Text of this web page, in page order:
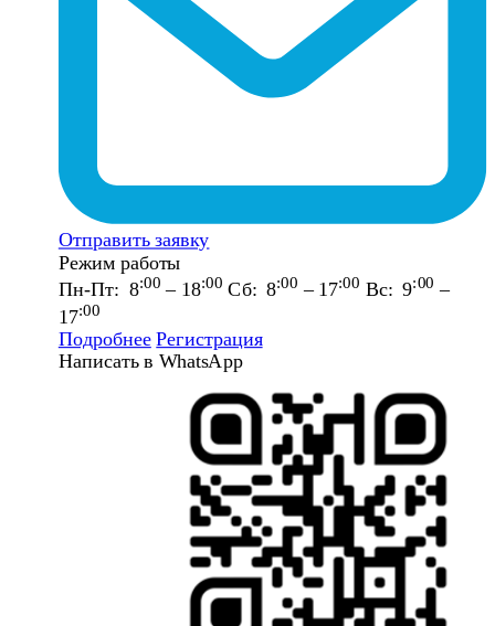
Отправить заявку
Режим работы
Пн-Пт: 8:00 – 18:00 Сб: 8:00 – 17:00 Вс: 9:00 –
17:00
Подробнее Регистрация
Написать в WhatsApp